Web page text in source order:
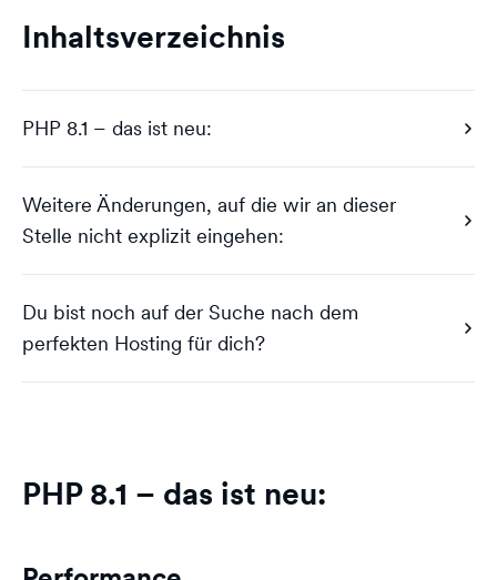
Inhaltsverzeichnis
PHP 8.1 – das ist neu:
Weitere Änderungen, auf die wir an dieser
Stelle nicht explizit eingehen:
Du bist noch auf der Suche nach dem
perfekten Hosting für dich?
PHP 8.1 – das ist neu: